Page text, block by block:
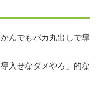
んでもバカ丸出しで導
入せなダメやろ」的な